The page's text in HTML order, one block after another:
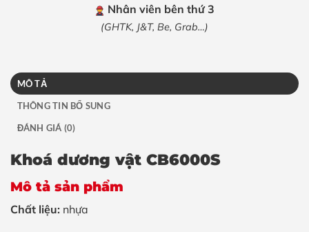
Nhân viên bên thứ 3
(GHTK, J&T, Be, Grab…)
MÔ TẢ
THÔNG TIN BỔ SUNG
ĐÁNH GIÁ (0)
Khoá dương vật CB6000S
Mô tả sản phẩm
Chất liệu: nhựa